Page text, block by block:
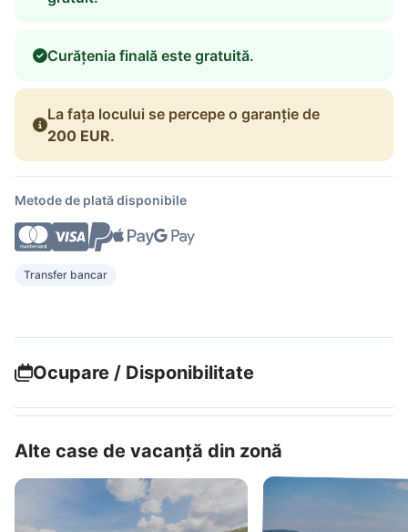
Curățenia finală este gratuită.
La fața locului se percepe o garanție de
200 EUR.
Metode de plată disponibile
Transfer bancar
Ocupare / Disponibilitate
Alte case de vacanță din zonă